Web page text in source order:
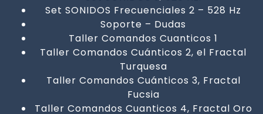
Set SONIDOS Frecuenciales 2 – 528 Hz
Soporte – Dudas
Taller Comandos Cuanticos 1
Taller Comandos Cuánticos 2, el Fractal
Turquesa
Taller Comandos Cuánticos 3, Fractal
Fucsia
Taller Comandos Cuanticos 4, Fractal Oro